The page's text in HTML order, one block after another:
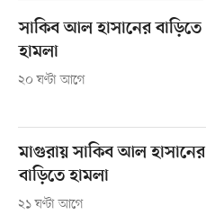
সাকিব আল হাসানের বাড়িতে
হামলা
২০ ঘণ্টা আগে
মাগুরায় সাকিব আল হাসানের
বাড়িতে হামলা
২১ ঘণ্টা আগে